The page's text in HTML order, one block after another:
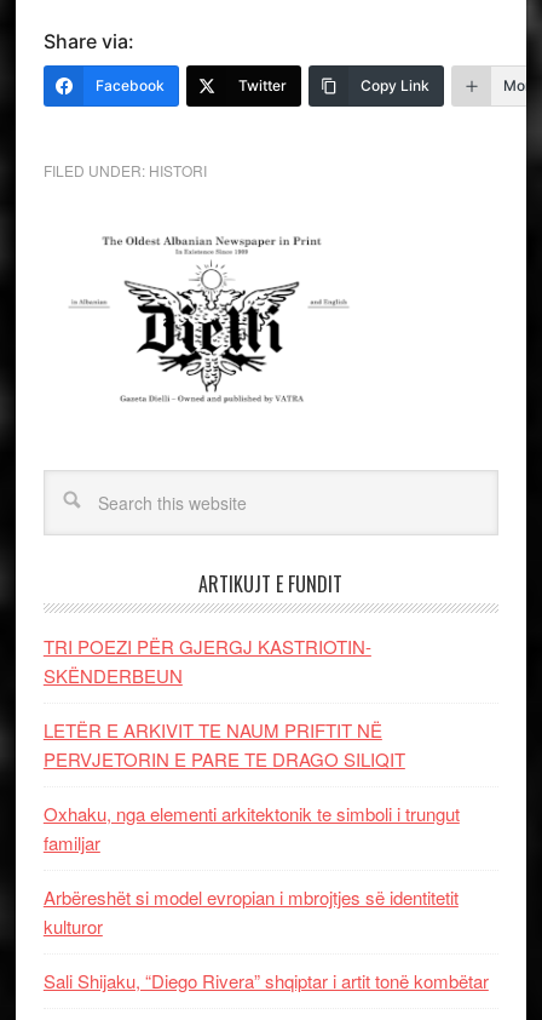
Share via:
Facebook Twitter Copy Link More
FILED UNDER: HISTORI
ARTIKUJT E FUNDIT
TRI POEZI PËR GJERGJ KASTRIOTIN-
SKËNDERBEUN
LETËR E ARKIVIT TE NAUM PRIFTIT NË
PERVJETORIN E PARE TE DRAGO SILIQIT
Oxhaku, nga elementi arkitektonik te simboli i trungut
familjar
Arbëreshët si model evropian i mbrojtjes së identitetit
kulturor
Sali Shijaku, “Diego Rivera” shqiptar i artit tonë kombëtar